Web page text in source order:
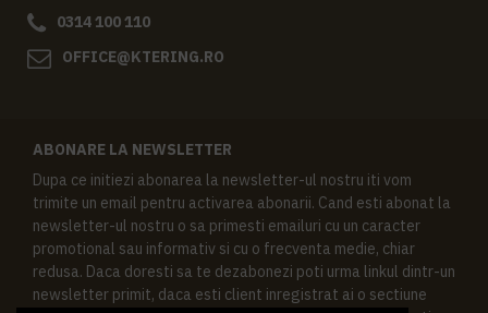
0314 100 110
OFFICE@KTERING.RO
ABONARE LA NEWSLETTER
Dupa ce initiezi abonarea la newsletter-ul nostru iti vom
trimite un email pentru activarea abonarii. Cand esti abonat la
newsletter-ul nostru o sa primesti emailuri cu un caracter
promotional sau informativ si cu o frecventa medie, chiar
redusa. Daca doresti sa te dezabonezi poti urma linkul dintr-un
newsletter primit, daca esti client inregistrat ai o sectiune